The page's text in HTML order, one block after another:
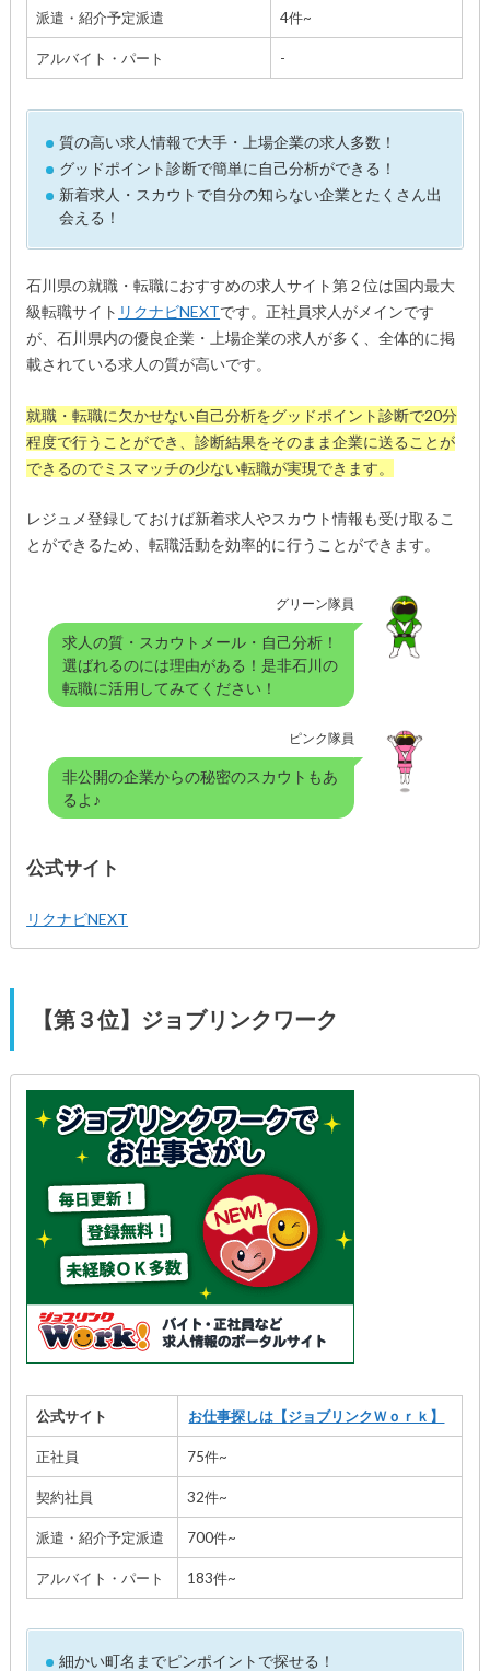
派遣・紹介予定派遣 4件~
アルバイト・パート -
質の高い求人情報で大手・上場企業の求人多数！
グッドポイント診断で簡単に自己分析ができる！
新着求人・スカウトで自分の知らない企業とたくさん出
会える！
石川県の就職・転職におすすめの求人サイト第２位は国内最大
級転職サイト リクナビNEXTです。正社員求人がメインです
が、石川県内の優良企業・上場企業の求人が多く、全体的に掲
載されている求人の質が高いです。
就職・転職に欠かせない自己分析をグッドポイント診断で20分
程度で行うことができ、診断結果をそのまま企業に送ることが
できるのでミスマッチの少ない転職が実現できます。
レジュメ登録しておけば新着求人やスカウト情報も受け取るこ
とができるため、転職活動を効率的に行うことができます。
グリーン隊員
求人の質・スカウトメール・自己分析！
選ばれるのには理由がある！是非石川の
転職に活用してみてください！
ピンク隊員
非公開の企業からの秘密のスカウトもあ
るよ♪
公式サイト
リクナビNEXT
【第３位】ジョブリンクワーク
公式サイト お仕事探しは【ジョブリンクＷｏｒｋ】
正社員 75件~
契約社員 32件~
派遣・紹介予定派遣 700件~
アルバイト・パート 183件~
細かい町名までピンポイントで探せる！